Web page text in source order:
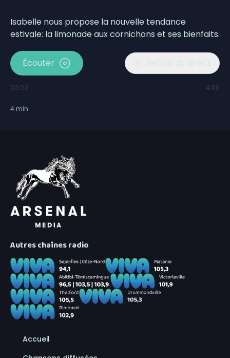
Isabelle nous propose la nouvelle tendance
estivale: la limonade aux cornichons et ses bienfaits.
Écouter Retour au direct
00:00 4:00
4 min
Autres chaînes radio
Accueil